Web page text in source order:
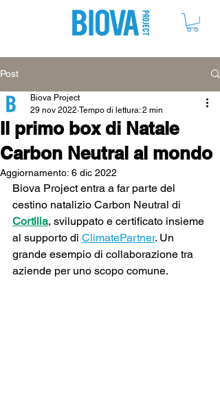
Post
Il primo box di Natale
Carbon Neutral al mondo
Biova Project
29 nov 2022 Tempo di lettura: 2 min
Aggiornamento: 6 dic 2022
Biova Project entra a far parte del
cestino natalizio Carbon Neutral di
Cortilia, sviluppato e certificato insieme
al supporto di ClimatePartner. Un
grande esempio di collaborazione tra
aziende per uno scopo comune.